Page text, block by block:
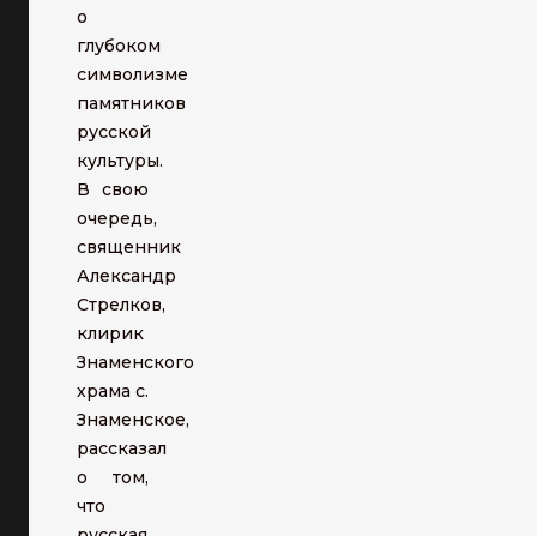
о
глубоком
символизме
памятников
русской
культуры.
В свою
очередь,
священник
Александр
Стрелков,
клирик
Знаменского
храма с.
Знаменское,
рассказал
о том,
что